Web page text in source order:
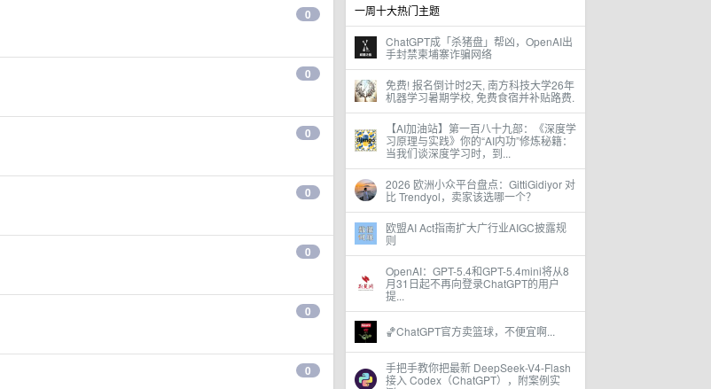
一周十大热门主题
ChatGPT成「杀猪盘」帮凶，OpenAI出
手封禁柬埔寨诈骗网络
免费! 报名倒计时2天, 南方科技大学26年
机器学习暑期学校, 免费食宿并补贴路费.
【AI加油站】第一百八十九部：《深度学
习原理与实践》你的“AI内功”修炼秘籍：
当我们谈深度学习时，到...
2026 欧洲小众平台盘点：GittiGidiyor 对
比 Trendyol，卖家该选哪一个？
欧盟AI Act指南扩大广行业AIGC披露规
则
OpenAI：GPT-5.4和GPT-5.4mini将从8
月31日起不再向登录ChatGPT的用户
提...
🏀ChatGPT官方卖篮球，不便宜啊...
手把手教你把最新 DeepSeek-V4-Flash
接入 Codex（ChatGPT），附案例实
0
0
0
0
0
0
0